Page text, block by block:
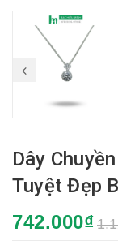
Dây
Tuyệt Đẹp
742.000₫